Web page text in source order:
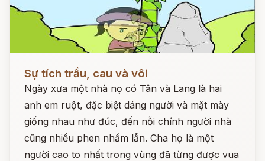
Sự tích trầu, cau và vôi
Ngày xưa một nhà nọ có Tân và Lang là hai
anh em ruột, đặc biệt dáng người và mặt mày
giống nhau như đúc, đến nỗi chính người nhà
cũng nhiều phen nhầm lẫn. Cha họ là một
người cao to nhất trong vùng đã từng được vua